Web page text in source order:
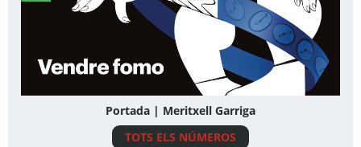
Portada | Meritxell Garriga
TOTS ELS NÚMEROS